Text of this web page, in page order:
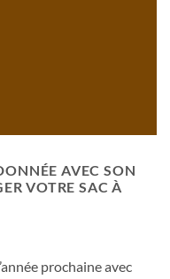
AVEC SON
VOTRE SAC À
prochaine avec